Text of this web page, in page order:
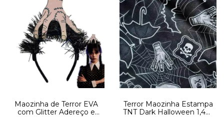
Maozinha de Terror EVA
com Glitter Adereço e
Terror Maozinha Estampa
TNT Dark Halloween 1,4m